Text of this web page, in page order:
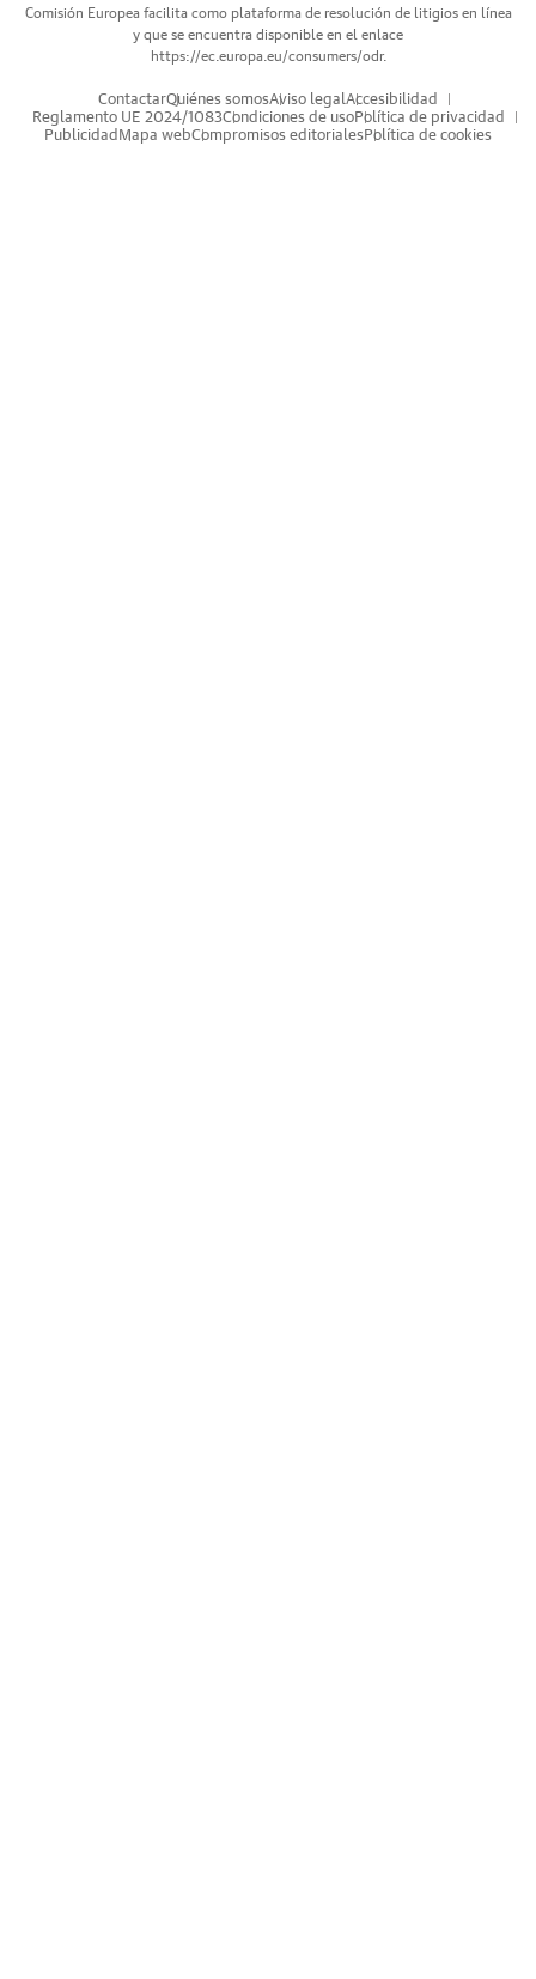
Comisión Europea facilita como plataforma de resolución de litigios en línea
y que se encuentra disponible en el enlace
https://ec.europa.eu/consumers/odr.
ContactarQuiénes somosAviso legal Accesibilidad
Reglamento UE 2024/1083Condiciones de usoPolítica de privacidad
Publicidad Mapa webCompromisos editorialesPolítica de cookies